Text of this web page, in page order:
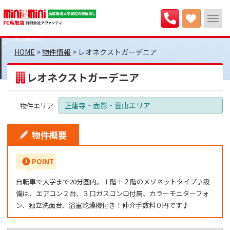
>物件情報 > レオネクストガーデニア
レオネクストガーデニア
物件エリア 正蓮寺・面影・雲山エリア
物件概要
POINT
自転車で大学まで20分圏内。１階＋２階のメゾネットタイプ♪設
備は、エアコン２台、３口ガスコンロ付属、カラーモニターフォ
ン、独立洗面台、浴室乾燥機付き！仲介手数料０円です♪